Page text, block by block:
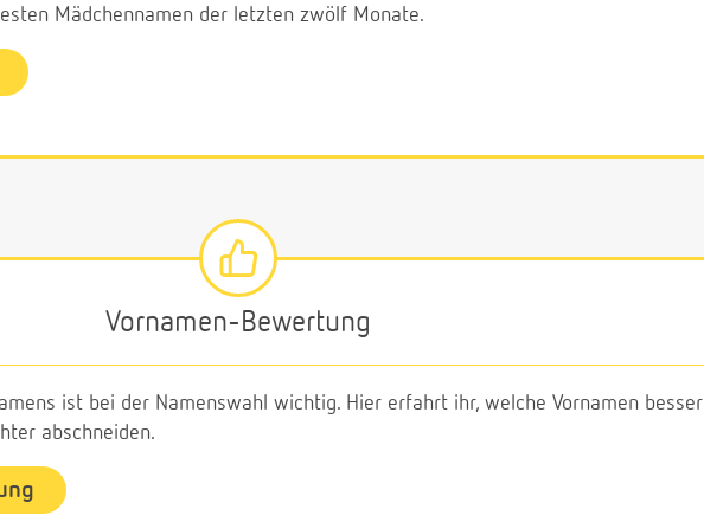
Mädchennamen der letzten zwölf Monate.
Vornamen-Bewertung
ist bei der Namenswahl wichtig. Hier erfahrt ihr, welche Vornamen besser
abschneiden.